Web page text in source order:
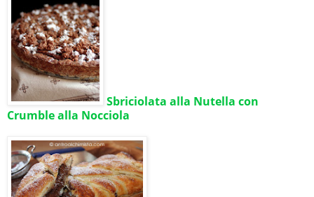
Sbriciolata alla Nutella con
Crumble alla Nocciola